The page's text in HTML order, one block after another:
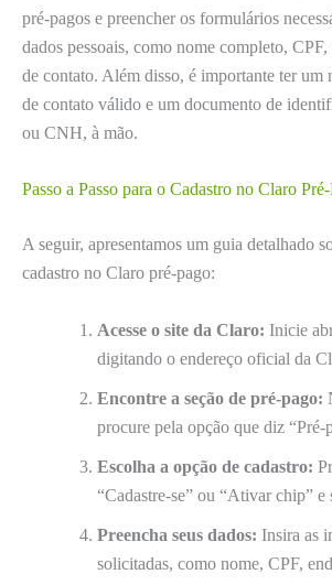
pré-pagos e preencher os formulários
dados pessoais, como nome completo, CPF,
de contato. Além disso, é importante ter um
de contato válido e um documento de
ou CNH, à mão.
Passo a Passo para o Cadastro no Claro
A seguir, apresentamos um guia detalhado
cadastro no Claro pré-pago:
Acesse o site da Claro: Inicie
digitando o endereço oficial da
Encontre a seção de pré-pago:
procure pela opção que diz “Pré-
Escolha a opção de cadastro:
“Cadastre-se” ou “Ativar chip” e
Preencha seus dados: Insira as
solicitadas, como nome, CPF,